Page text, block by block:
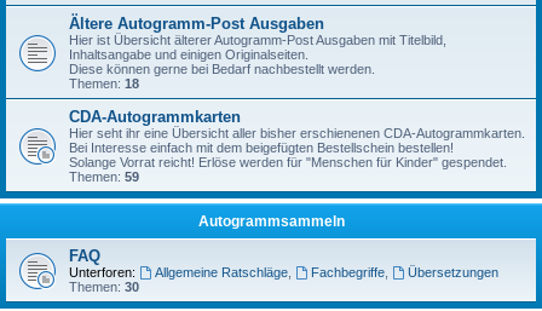
Ältere Autogramm-Post Ausgaben
Hier ist Übersicht älterer Autogramm-Post Ausgaben mit Titelbild,
Inhaltsangabe und einigen Originalseiten.
Diese können gerne bei Bedarf nachbestellt werden.
Themen: 18
CDA-Autogrammkarten
Hier seht ihr eine Übersicht aller bisher erschienenen CDA-Autogrammkarten.
Bei Interesse einfach mit dem beigefügten Bestellschein bestellen!
Solange Vorrat reicht! Erlöse werden für "Menschen für Kinder" gespendet.
Themen: 59
Autogrammsammeln
FAQ
Unterforen: Allgemeine Ratschläge, Fachbegriffe,
Übersetzungen
Themen: 30